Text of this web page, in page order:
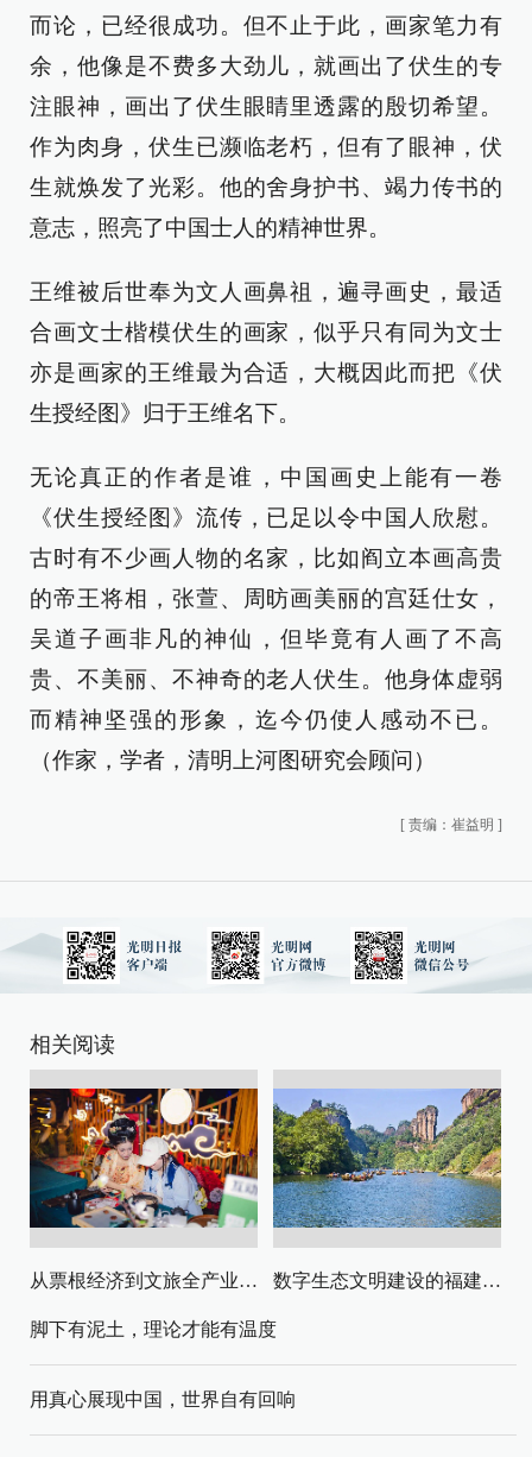
而论，已经很成功。但不止于此，画家笔力有
余，他像是不费多大劲儿，就画出了伏生的专
注眼神，画出了伏生眼睛里透露的殷切希望。
作为肉身，伏生已濒临老朽，但有了眼神，伏
生就焕发了光彩。他的舍身护书、竭力传书的
意志，照亮了中国士人的精神世界。
王维被后世奉为文人画鼻祖，遍寻画史，最适
合画文士楷模伏生的画家，似乎只有同为文士
亦是画家的王维最为合适，大概因此而把《伏
生授经图》归于王维名下。
无论真正的作者是谁，中国画史上能有一卷
《伏生授经图》流传，已足以令中国人欣慰。
古时有不少画人物的名家，比如阎立本画高贵
的帝王将相，张萱、周昉画美丽的宫廷仕女，
吴道子画非凡的神仙，但毕竟有人画了不高
贵、不美丽、不神奇的老人伏生。他身体虚弱
而精神坚强的形象，迄今仍使人感动不已。
（作家，学者，清明上河图研究会顾问）
[ 责编：崔益明 ]
相关阅读
从票根经济到文旅全产业链升级 数字生态文明建设的福建路径与启示
脚下有泥土，理论才能有温度
用真心展现中国，世界自有回响